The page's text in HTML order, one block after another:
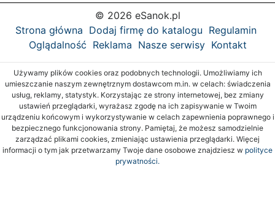
© 2026 eSanok.pl
Strona główna Dodaj firmę do katalogu Regulamin
Oglądalność Reklama Nasze serwisy Kontakt
Używamy plików cookies oraz podobnych technologii. Umożliwiamy ich
umieszczanie naszym zewnętrznym dostawcom m.in. w celach: świadczenia
usług, reklamy, statystyk. Korzystając ze strony internetowej, bez zmiany
ustawień przeglądarki, wyrażasz zgodę na ich zapisywanie w Twoim
urządzeniu końcowym i wykorzystywanie w celach zapewnienia poprawnego i
bezpiecznego funkcjonowania strony. Pamiętaj, że możesz samodzielnie
zarządzać plikami cookies, zmieniając ustawienia przeglądarki. Więcej
informacji o tym jak przetwarzamy Twoje dane osobowe znajdziesz w polityce
prywatności.